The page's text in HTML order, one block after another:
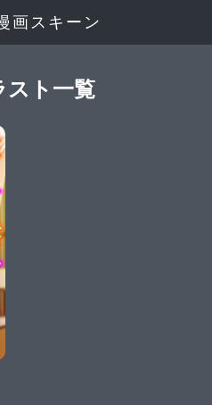
画スキーン
スト一覧